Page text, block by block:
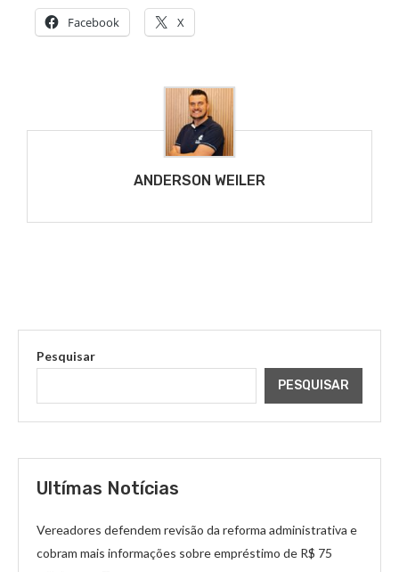
Facebook X
ANDERSON WEILER
Pesquisar
PESQUISAR
Ultímas Notícias
Vereadores defendem revisão da reforma administrativa e
cobram mais informações sobre empréstimo de R$ 75